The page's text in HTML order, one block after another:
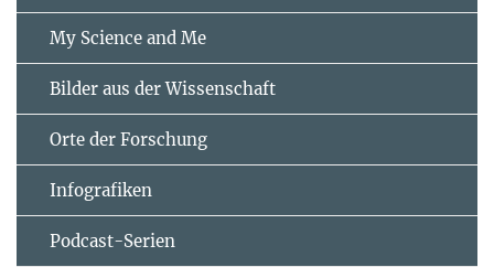
My Science and Me
Bilder aus der Wissenschaft
Orte der Forschung
Infografiken
Podcast-Serien